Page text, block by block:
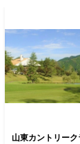
山東カントリー